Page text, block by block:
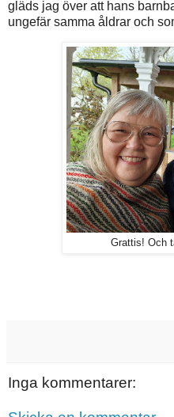
gläds jag över att hans
ungefär samma åldrar och
Grattis! Och
Inga kommentarer: